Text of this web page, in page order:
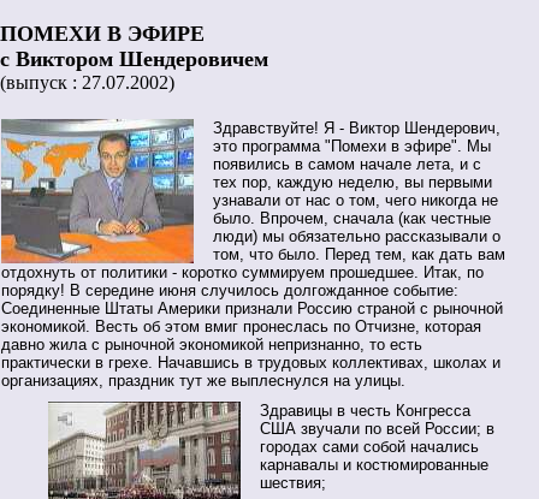
ПОМЕХИ В ЭФИРЕ
с Виктором Шендеровичем
(выпуск : 27.07.2002)
Здравствуйте! Я - Виктор Шендерович,
это программа "Помехи в эфире". Мы
появились в самом начале лета, и с
тех пор, каждую неделю, вы первыми
узнавали от нас о том, чего никогда не
было. Впрочем, сначала (как честные
люди) мы обязательно рассказывали о
том, что было. Перед тем, как дать вам
отдохнуть от политики - коротко суммируем прошедшее. Итак, по
порядку! В середине июня случилось долгожданное событие:
Соединенные Штаты Америки признали Россию страной с рыночной
экономикой. Весть об этом вмиг пронеслась по Отчизне, которая
давно жила с рыночной экономикой непризнанно, то есть
практически в грехе. Начавшись в трудовых коллективах, школах и
организациях, праздник тут же выплеснулся на улицы.
Здравицы в честь Конгресса
США звучали по всей России; в
городах сами собой начались
карнавалы и костюмированные
шествия;